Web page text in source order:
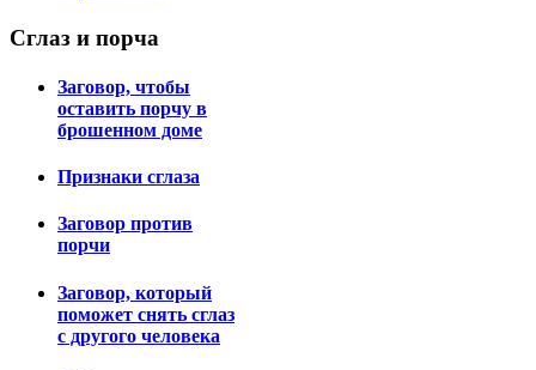
Сглаз и порча
Заговор, чтобы
оставить порчу в
брошенном доме
Признаки сглаза
Заговор против
порчи
Заговор, который
поможет снять сглаз
с другого человека